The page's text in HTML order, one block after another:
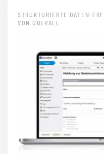
STRUKTURIERTE DATEN-
VON ÜBERALL